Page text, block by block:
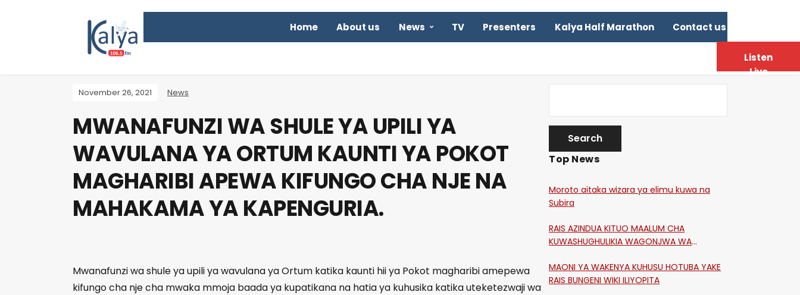
Home About us News TV Presenters Kalya Half Marathon Contact us
November 26, 2021 News
MWANAFUNZI WA SHULE YA UPILI YA
WAVULANA YA ORTUM KAUNTI YA POKOT
MAGHARIBI APEWA KIFUNGO CHA NJE NA
MAHAKAMA YA KAPENGURIA.
Mwanafunzi wa shule ya upili ya wavulana ya Ortum katika kaunti hii ya Pokot magharibi amepewa
kifungo cha nje cha mwaka mmoja baada ya kupatikana na hatia ya kuhusika katika uteketezwaji wa
Top News
Moroto aitaka wizara ya elimu kuwa na
Subira
RAIS AZINDUA KITUO MAALUM CHA
KUWASHUGHULIKIA WAGONJWA WA
MAONI YA WAKENYA KUHUSU HOTUBA YAKE
RAIS BUNGENI WIKI ILIYOPITA
Listen
Live